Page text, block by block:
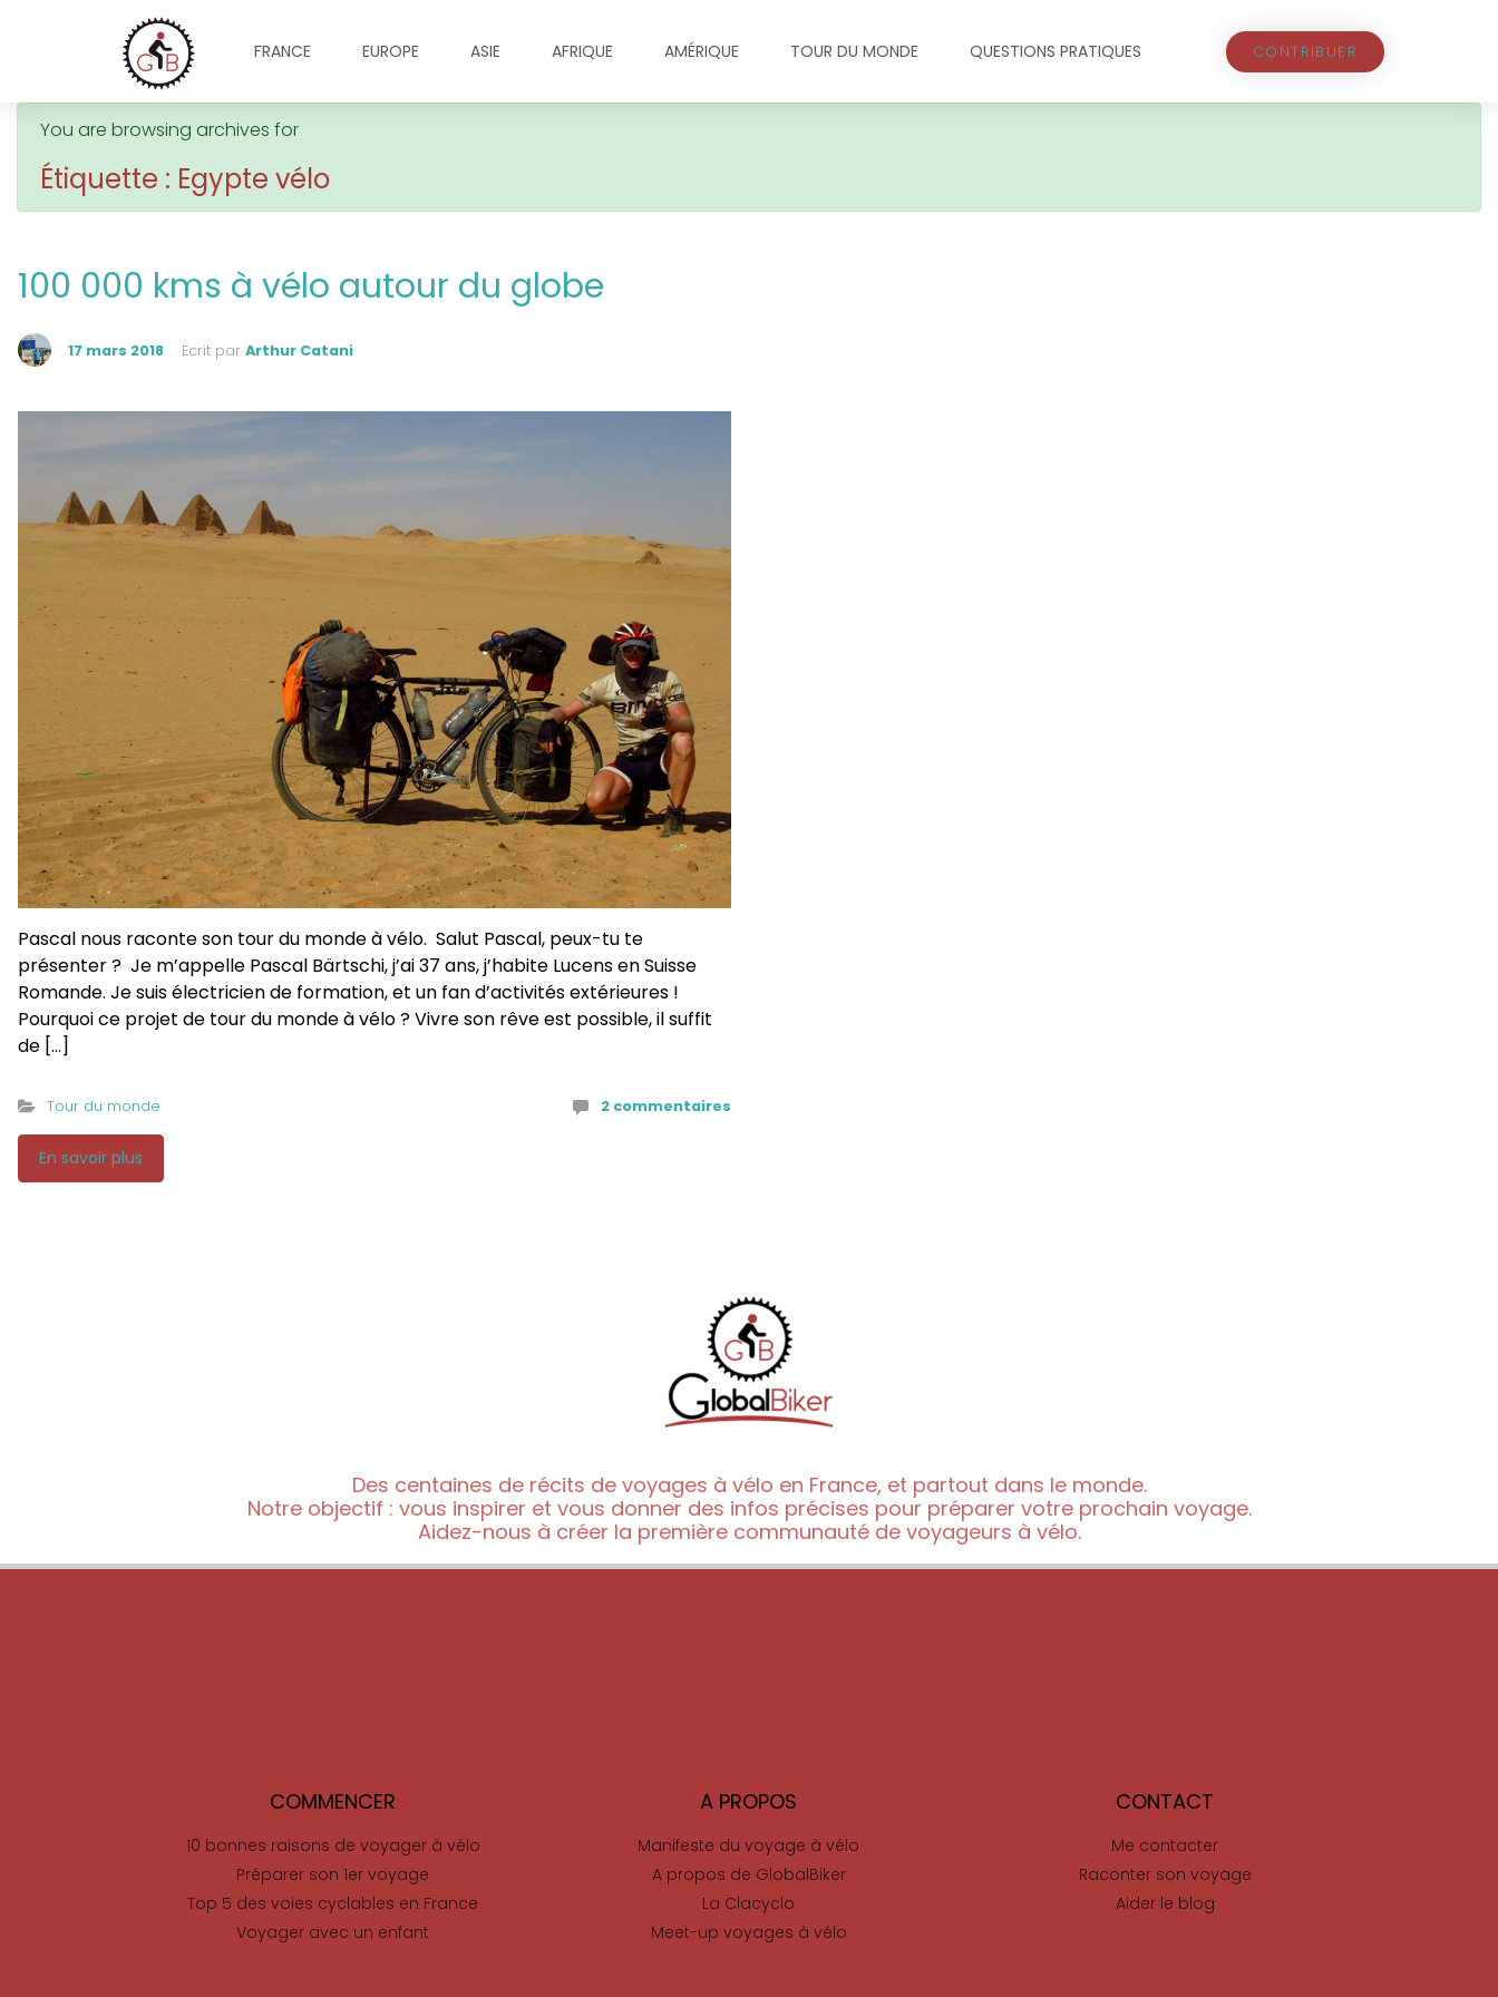
FRANCE EUROPE ASIE AFRIQUE AMÉRIQUE TOUR DU MONDE QUESTIONS PRATIQUES CONTRIBUER
You are browsing archives for
Étiquette : Egypte vélo
100 000 kms à vélo autour du globe
17 mars 2018 Ecrit par Arthur Catani
Pascal nous raconte son tour du monde à vélo. Salut Pascal, peux-tu te
présenter ? Je m’appelle Pascal Bärtschi, j’ai 37 ans, j’habite Lucens en Suisse
Romande. Je suis électricien de formation, et un fan d’activités extérieures !
Pourquoi ce projet de tour du monde à vélo ? Vivre son rêve est possible, il suffit
de […]
Tour du monde 2 commentaires
En savoir plus
Des centaines de récits de voyages à vélo en France, et partout dans le monde.
Notre objectif : vous inspirer et vous donner des infos précises pour préparer votre prochain voyage.
Aidez-nous à créer la première communauté de voyageurs à vélo.
COMMENCER
10 bonnes raisons de voyager à vélo
Préparer son 1er voyage
Top 5 des voies cyclables en France
Voyager avec un enfant
A PROPOS
Manifeste du voyage à vélo
A propos de GlobalBiker
La Clacyclo
Meet-up voyages à vélo
CONTACT
Me contacter
Raconter son voyage
Aider le blog